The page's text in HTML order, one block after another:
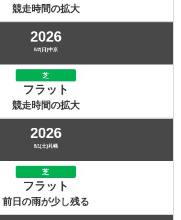
競走時間の拡大
2026
8/2(日)中京
芝
フラット
競走時間の拡大
2026
8/1(土)札幌
芝
フラット
前日の雨が少し残る